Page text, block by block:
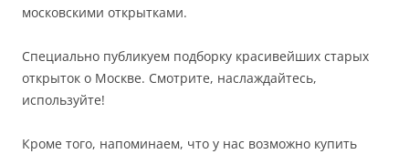
московскими открытками.
Специально публикуем подборку красивейших старых
открыток о Москве. Смотрите, наслаждайтесь,
используйте!
Кроме того, напоминаем, что у нас возможно купить